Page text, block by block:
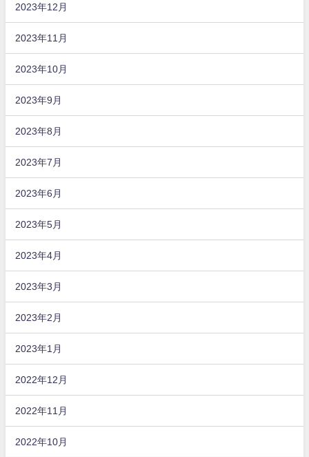
2023年12月
2023年11月
2023年10月
2023年9月
2023年8月
2023年7月
2023年6月
2023年5月
2023年4月
2023年3月
2023年2月
2023年1月
2022年12月
2022年11月
2022年10月